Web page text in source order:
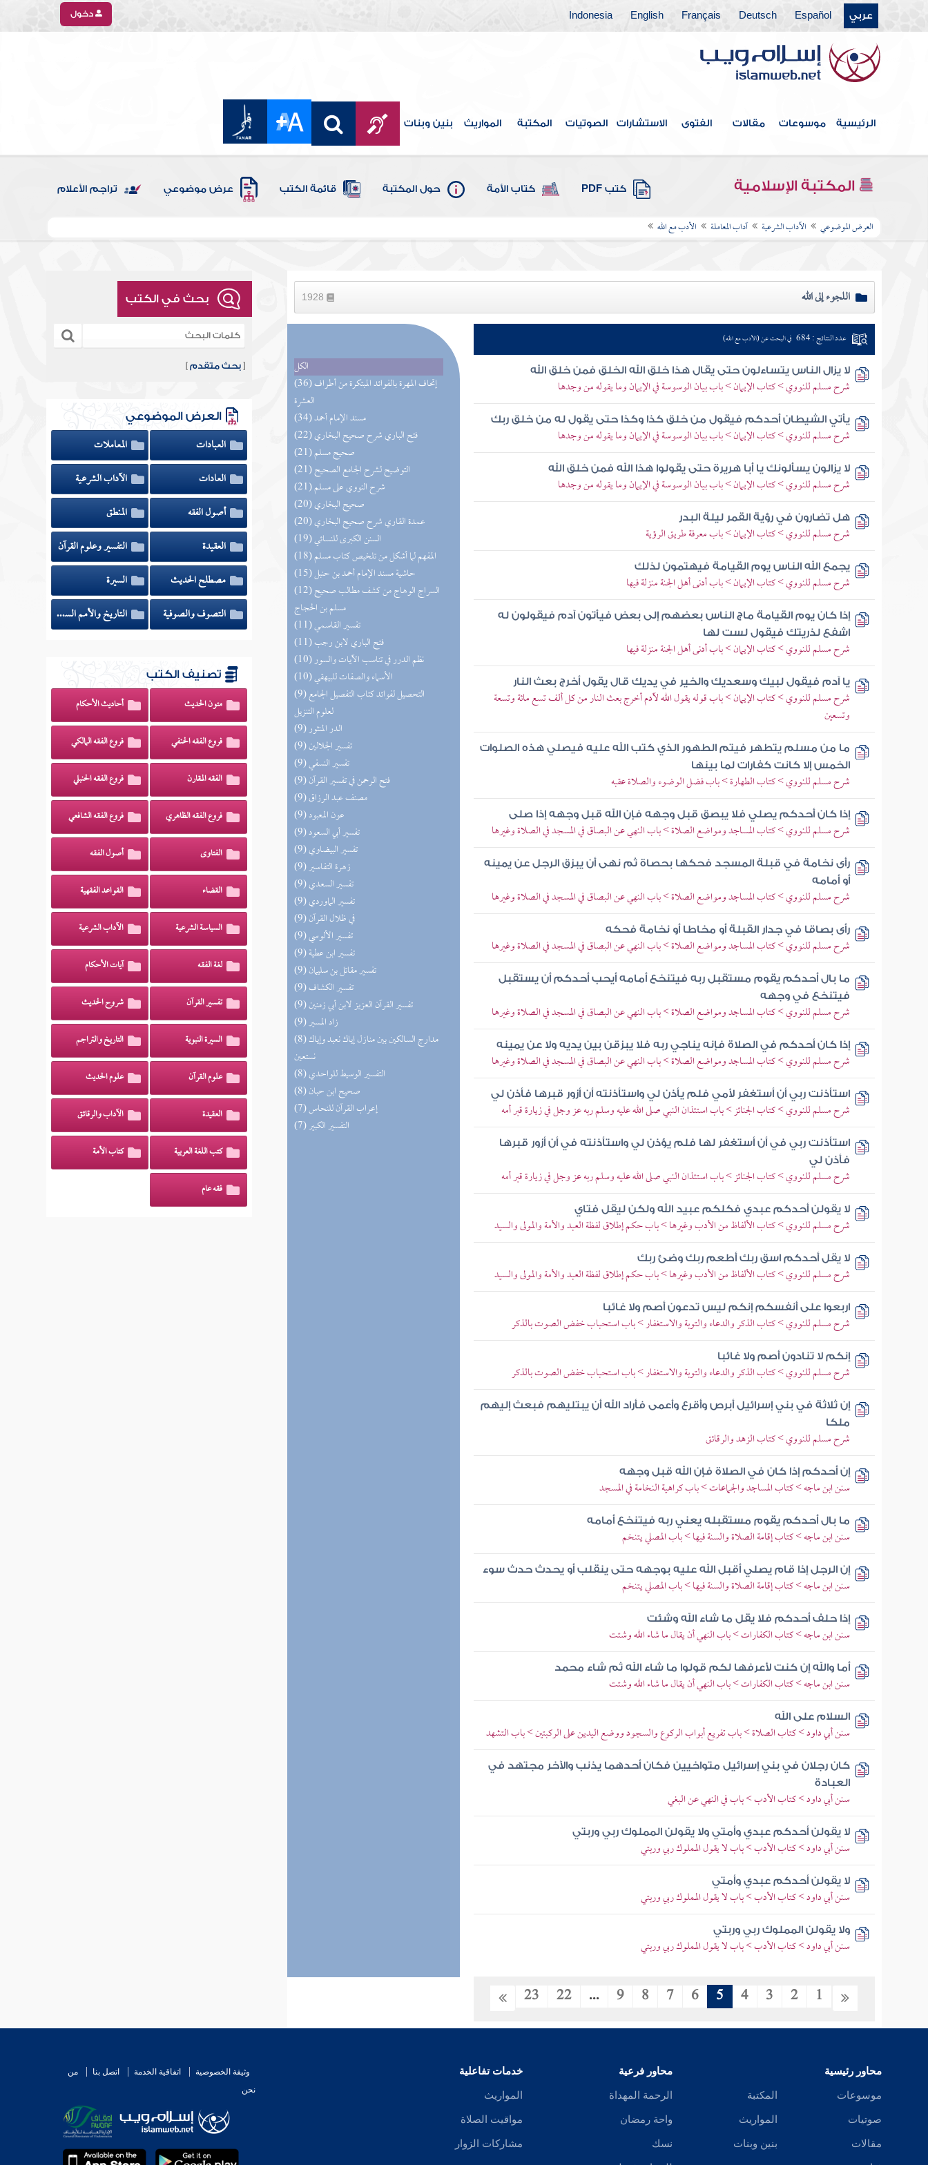
عربي Español
Deutsch
Français
English
Indonesia دخول
الرئيسية موسوعات مقالات الفتوى الاستشارات الصوتيات المكتبة المواريث بنين وبنات
المكتبة الإسلامية كتب PDF كتاب الأمة حول المكتبة قائمة الكتب عرض موضوعي تراجم الأعلام
العرض الموضوعي الآداب الشرعية آداب المعاملة الأدب مع الله
اللجوء إلى الله
الكل
(36) إتحاف المهرة بالفوائد المبتكرة من أطراف
العشرة
(34) مسند الإمام أحمد
(22) فتح الباري شرح صحيح البخاري
(21) صحيح مسلم
(21) التوضيح لشرح الجامع الصحيح
(21) شرح النووي على مسلم
(20) صحيح البخاري
(20) عمدة القاري شرح صحيح البخاري
(19) السنن الكبرى للنسائي
(18) المفهم لما أشكل من تلخيص كتاب مسلم
(15) حاشية مسند الإمام أحمد بن حنبل
(12) السراج الوهاج من كشف مطالب صحيح
مسلم بن الحجاج
(11) تفسير القاسمي
(11) فتح الباري لابن رجب
(10) نظم الدرر في تناسب الآيات والسور
(10) الأسماء والصفات للبيهقي
(9) التحصيل لفوائد كتاب التفصيل الجامع
لعلوم التنزيل
(9) الدر المنثور
(9) تفسير الجلالين
(9) تفسير النسفي
(9) فتح الرحمن في تفسير القرآن
(9) مصنف عبد الرزاق
(9) عون المعبود
(9) تفسير أبي السعود
(9) تفسير البيضاوي
(9) زهرة التفاسير
(9) تفسير السعدي
(9) تفسير الماوردي
(9) في ظلال القرآن
(9) تفسير الألوسي
(9) تفسير ابن عطية
(9) تفسير مقاتل بن سليمان
(9) تفسير الكشاف
(9) تفسير القرآن العزيز لابن أبي زمنين
(9) زاد المسير
(8) مدارج السالكين بين منازل إياك نعبد وإياك
نستعين
(8) التفسير الوسيط للواحدي
(8) صحيح ابن حبان
(7) إعراب القرآن للنحاس
(7) التفسير الكبير
عدد النتائج : 684 في البحث عن (الأدب مع الله)
لا يزال الناس يتساءلون حتى يقال هذا خلق الله الخلق فمن خلق الله
شرح مسلم للنووي > كتاب الإيمان > باب بيان الوسوسة في الإيمان وما يقوله من وجدها
يأتي الشيطان أحدكم فيقول من خلق كذا وكذا حتى يقول له من خلق ربك
شرح مسلم للنووي > كتاب الإيمان > باب بيان الوسوسة في الإيمان وما يقوله من وجدها
لا يزالون يسألونك يا أبا هريرة حتى يقولوا هذا الله فمن خلق الله
شرح مسلم للنووي > كتاب الإيمان > باب بيان الوسوسة في الإيمان وما يقوله من وجدها
هل تضارون في رؤية القمر ليلة البدر
شرح مسلم للنووي > كتاب الإيمان > باب معرفة طريق الرؤية
يجمع الله الناس يوم القيامة فيهتمون لذلك
شرح مسلم للنووي > كتاب الإيمان > باب أدنى أهل الجنة منزلة فيها
إذا كان يوم القيامة ماج الناس بعضهم إلى بعض فيأتون آدم فيقولون له
اشفع لذريتك فيقول لست لها
شرح مسلم للنووي > كتاب الإيمان > باب أدنى أهل الجنة منزلة فيها
يا آدم فيقول لبيك وسعديك والخير في يديك قال يقول أخرج بعث النار
شرح مسلم للنووي > كتاب الإيمان > باب قوله يقول الله لآدم أخرج بعث النار من كل ألف تسع مائة وتسعة
وتسعين
ما من مسلم يتطهر فيتم الطهور الذي كتب الله عليه فيصلي هذه الصلوات
الخمس إلا كانت كفارات لما بينها
شرح مسلم للنووي > كتاب الطهارة > باب فضل الوضوء والصلاة عقبه
إذا كان أحدكم يصلي فلا يبصق قبل وجهه فإن الله قبل وجهه إذا صلى
شرح مسلم للنووي > كتاب المساجد ومواضع الصلاة > باب النهي عن البصاق في المسجد في الصلاة وغيرها
رأى نخامة في قبلة المسجد فحكها بحصاة ثم نهى أن يبزق الرجل عن يمينه
أو أمامه
شرح مسلم للنووي > كتاب المساجد ومواضع الصلاة > باب النهي عن البصاق في المسجد في الصلاة وغيرها
رأى بصاقا في جدار القبلة أو مخاطا أو نخامة فحكه
شرح مسلم للنووي > كتاب المساجد ومواضع الصلاة > باب النهي عن البصاق في المسجد في الصلاة وغيرها
ما بال أحدكم يقوم مستقبل ربه فيتنخع أمامه أيحب أحدكم أن يستقبل
فيتنخع في وجهه
شرح مسلم للنووي > كتاب المساجد ومواضع الصلاة > باب النهي عن البصاق في المسجد في الصلاة وغيرها
إذا كان أحدكم في الصلاة فإنه يناجي ربه فلا يبزقن بين يديه ولا عن يمينه
شرح مسلم للنووي > كتاب المساجد ومواضع الصلاة > باب النهي عن البصاق في المسجد في الصلاة وغيرها
استأذنت ربي أن أستغفر لأمي فلم يأذن لي واستأذنته أن أزور قبرها فأذن لي
شرح مسلم للنووي > كتاب الجنائز > باب استئذان النبي صلى الله عليه وسلم ربه عز وجل في زيارة قبر أمه
استأذنت ربي في أن أستغفر لها فلم يؤذن لي واستأذنته في أن أزور قبرها
فأذن لي
شرح مسلم للنووي > كتاب الجنائز > باب استئذان النبي صلى الله عليه وسلم ربه عز وجل في زيارة قبر أمه
لا يقولن أحدكم عبدي فكلكم عبيد الله ولكن ليقل فتاي
شرح مسلم للنووي > كتاب الألفاظ من الأدب وغيرها > باب حكم إطلاق لفظة العبد والأمة والمولى والسيد
لا يقل أحدكم اسق ربك أطعم ربك وضئ ربك
شرح مسلم للنووي > كتاب الألفاظ من الأدب وغيرها > باب حكم إطلاق لفظة العبد والأمة والمولى والسيد
اربعوا على أنفسكم إنكم ليس تدعون أصم ولا غائبا
شرح مسلم للنووي > كتاب الذكر والدعاء والتوبة والاستغفار > باب استحباب خفض الصوت بالذكر
إنكم لا تنادون أصم ولا غائبا
شرح مسلم للنووي > كتاب الذكر والدعاء والتوبة والاستغفار > باب استحباب خفض الصوت بالذكر
إن ثلاثة في بني إسرائيل أبرص وأقرع وأعمى فأراد الله أن يبتليهم فبعث إليهم
ملكا
شرح مسلم للنووي > كتاب الزهد والرقائق
إن أحدكم إذا كان في الصلاة فإن الله قبل وجهه
سنن ابن ماجه > كتاب المساجد والجماعات > باب كراهية النخامة في المسجد
ما بال أحدكم يقوم مستقبله يعني ربه فيتنخع أمامه
سنن ابن ماجه > كتاب إقامة الصلاة والسنة فيها > باب المصلي يتنخم
إن الرجل إذا قام يصلي أقبل الله عليه بوجهه حتى ينقلب أو يحدث حدث سوء
سنن ابن ماجه > كتاب إقامة الصلاة والسنة فيها > باب المصلي يتنخم
إذا حلف أحدكم فلا يقل ما شاء الله وشئت
سنن ابن ماجه > كتاب الكفارات > باب النهي أن يقال ما شاء الله وشئت
أما والله إن كنت لأعرفها لكم قولوا ما شاء الله ثم شاء محمد
سنن ابن ماجه > كتاب الكفارات > باب النهي أن يقال ما شاء الله وشئت
السلام على الله
سنن أبي داود > كتاب الصلاة > باب تفريع أبواب الركوع والسجود ووضع اليدين على الركبتين > باب التشهد
كان رجلان في بني إسرائيل متواخيين فكان أحدهما يذنب والآخر مجتهد في
العبادة
سنن أبي داود > كتاب الأدب > باب في النهي عن البغي
لا يقولن أحدكم عبدي وأمتي ولا يقولن المملوك ربي وربتي
سنن أبي داود > كتاب الأدب > باب لا يقول المملوك ربي وربتي
لا يقولن أحدكم عبدي وأمتي
سنن أبي داود > كتاب الأدب > باب لا يقول المملوك ربي وربتي
ولا يقولن المملوك ربي وربتي
سنن أبي داود > كتاب الأدب > باب لا يقول المملوك ربي وربتي
1
2
3
4
5
6
7
8
9
...
22
23
بحث في الكتب
[بحث متقدم ]
العرض الموضوعي
العبادات
المعاملات
العادات
الآداب الشرعية
أصول الفقه
المنطق
العقيدة
التفسير وعلوم القرآن
مصطلح الحديث
السيرة
التصوف والصوفية
التاريخ والأمم السابقة
تصنيف الكتب
متون الحديث أحاديث الأحكام
فروع الفقه الحنفي فروع الفقه المالكي
الفقه المقارن فروع الفقه الحنبلي
فروع الفقه الظاهري فروع الفقه الشافعي
الفتاوى أصول الفقه
القضاء القواعد الفقهية
السياسة الشرعية الآداب الشرعية
لغة الفقه آيات الأحكام
تفسير القرآن شروح الحديث
السيرة النبوية التاريخ والتراجم
علوم القرآن علوم الحديث
العقيدة الآداب والرقائق
كتب اللغة العربية كتاب الأمة
فقه عام
محاور رئيسية
موسوعات
صوتيات
مقالات
المكتبة
المواريث
بنين وبنات
محاور فرعية
الرحمة المهداة
واحة رمضان
نسك
خدمات تفاعلية
المواريث
مواقيت الصلاة
مشاركات الزوار
وثيقة الخصوصية اتفاقية الخدمة اتصل بنا
من
نحن